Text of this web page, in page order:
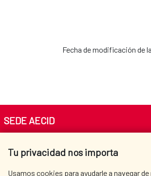
documento que se pueda
inscripciones: Centro Cultural
México
Fecha de modificación de
Tu privacidad nos importa
Usamos cookies para ayudarle a navegar
SEDE AECID
Tel. +34 900 20 30 54​​​​​​​